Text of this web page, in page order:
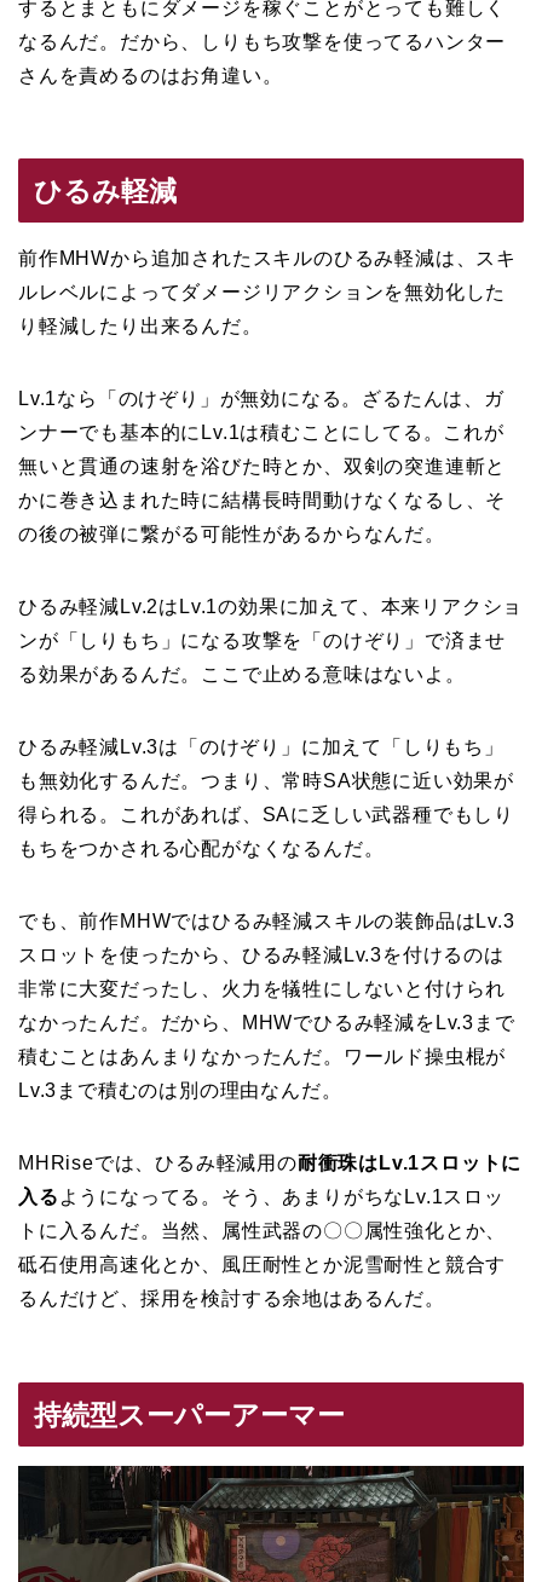
するとまともにダメージを稼ぐことがとっても難しく
なるんだ。だから、しりもち攻撃を使ってるハンター
さんを責めるのはお角違い。
ひるみ軽減
前作MHWから追加されたスキルのひるみ軽減は、スキ
ルレベルによってダメージリアクションを無効化した
り軽減したり出来るんだ。
Lv.1なら「のけぞり」が無効になる。ざるたんは、ガ
ンナーでも基本的にLv.1は積むことにしてる。これが
無いと貫通の速射を浴びた時とか、双剣の突進連斬と
かに巻き込まれた時に結構長時間動けなくなるし、そ
の後の被弾に繋がる可能性があるからなんだ。
ひるみ軽減Lv.2はLv.1の効果に加えて、本来リアクショ
ンが「しりもち」になる攻撃を「のけぞり」で済ませ
る効果があるんだ。ここで止める意味はないよ。
ひるみ軽減Lv.3は「のけぞり」に加えて「しりもち」
も無効化するんだ。つまり、常時SA状態に近い効果が
得られる。これがあれば、SAに乏しい武器種でもしり
もちをつかされる心配がなくなるんだ。
でも、前作MHWではひるみ軽減スキルの装飾品はLv.3
スロットを使ったから、ひるみ軽減Lv.3を付けるのは
非常に大変だったし、火力を犠牲にしないと付けられ
なかったんだ。だから、MHWでひるみ軽減をLv.3まで
積むことはあんまりなかったんだ。ワールド操虫棍が
Lv.3まで積むのは別の理由なんだ。
MHRiseでは、ひるみ軽減用の耐衝珠はLv.1スロットに
入る ようになってる。そう、あまりがちなLv.1スロッ
トに入るんだ。当然、属性武器の〇〇属性強化とか、
砥石使用高速化とか、風圧耐性とか泥雪耐性と競合す
るんだけど、採用を検討する余地はあるんだ。
持続型スーパーアーマー